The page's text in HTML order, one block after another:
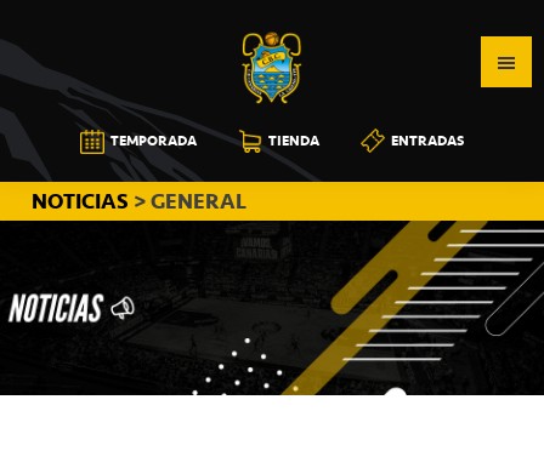
a
la
navegación
principal
al
contenido
principal
a
la
barra
lateral
principal
CB
CANARIAS
TEMPORADA TIENDA ENTRADAS
NOTICIAS > GENERAL